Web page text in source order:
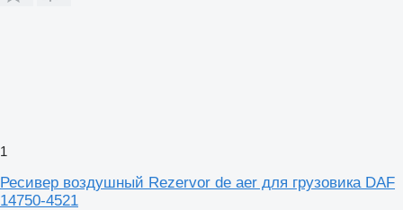
1
Ресивер воздушный Rezervor de aer для грузовика DAF
14750-4521